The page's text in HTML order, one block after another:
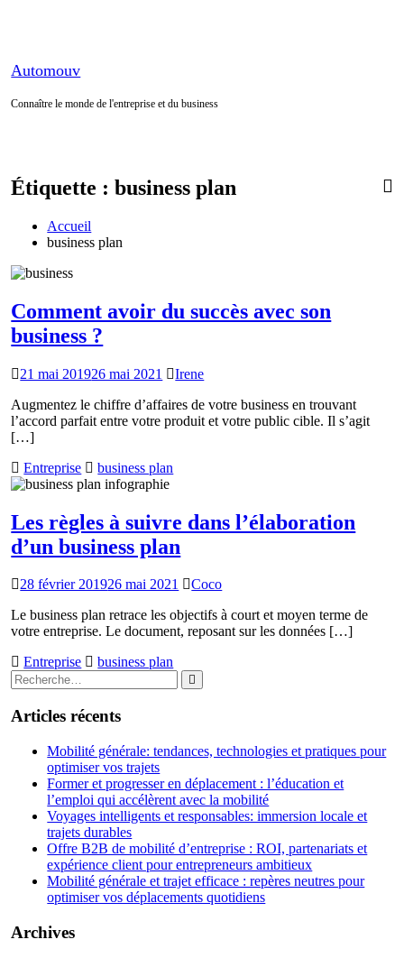
Automouv
Connaître le monde de l'entreprise et du business
Étiquette :business plan
Accueil
business plan
Comment avoir du succès avec son
business ?
21 mai 201926 mai 2021
Irene
Augmentez le chiffre d’affaires de votre business en trouvant
l’accord parfait entre votre produit et votre public cible. Il s’agit
[…]
Entreprise
business plan
Les règles à suivre dans l’élaboration
d’un business plan
28 février 201926 mai 2021
Coco
Le business plan retrace les objectifs à court et moyen terme de
votre entreprise. Le document, reposant sur les données […]
Entreprise
business plan
Rechercher
:
Rechercher
Articles récents
Mobilité générale: tendances, technologies et pratiques pour
optimiser vos trajets
Former et progresser en déplacement : l’éducation et
l’emploi qui accélèrent avec la mobilité
Voyages intelligents et responsables: immersion locale et
trajets durables
Offre B2B de mobilité d’entreprise : ROI, partenariats et
expérience client pour entrepreneurs ambitieux
Mobilité générale et trajet efficace : repères neutres pour
optimiser vos déplacements quotidiens
Archives